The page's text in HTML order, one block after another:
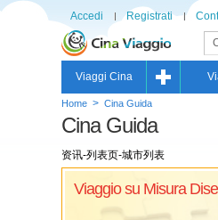
Accedi Registrati
Viaggi Cina
Home > Cina Guida
Cina Guida
资讯-列表页-城市列表
Viaggio su Misura